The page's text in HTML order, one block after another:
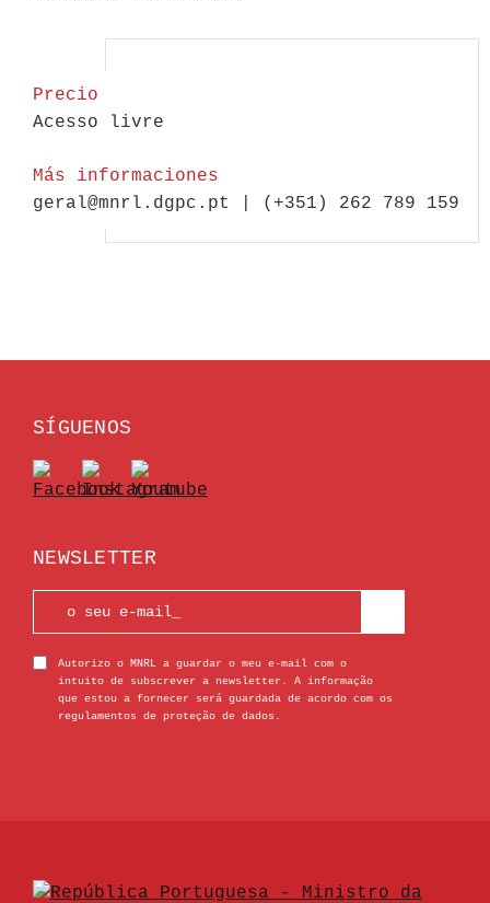
Precio
Acesso livre
Más informaciones
geral@mnrl.dgpc.pt | (+351) 262 789 159
SÍGUENOS
NEWSLETTER
Autorizo o MNRL a guardar o meu e-mail com o
intuito de subscrever a newsletter. A informação
que estou a fornecer será guardada de acordo com os
regulamentos de proteção de dados.